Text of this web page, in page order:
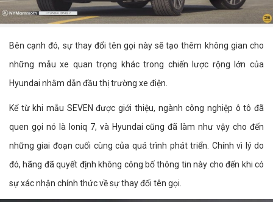
Bên cạnh đó, sự thay đổi tên gọi này sẽ tạo thêm không gian cho
những mẫu xe quan trọng khác trong chiến lược rộng lớn của
Hyundai nhằm dẫn đầu thị trường xe điện.
Kể từ khi mẫu SEVEN được giới thiệu, ngành công nghiệp ô tô đã
quen gọi nó là Ioniq 7, và Hyundai cũng đã làm như vậy cho đến
những giai đoạn cuối cùng của quá trình phát triển. Chính vì lý do
đó, hãng đã quyết định không công bố thông tin này cho đến khi có
sự xác nhận chính thức về sự thay đổi tên gọi.